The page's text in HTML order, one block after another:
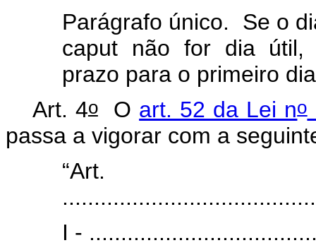
Parágrafo único. Se o
caput não for dia útil,
prazo para o primeiro
Art. 4oO art. 52 da Lei no
passa a vigorar com a
I -